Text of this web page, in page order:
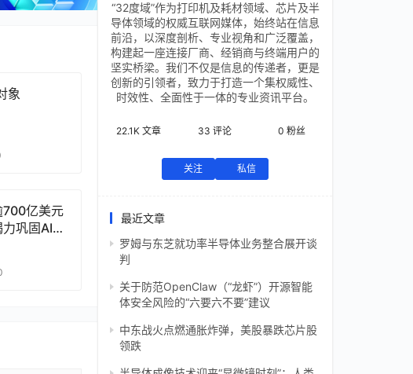
象
700亿美元
巩固AI芯
“32度域”作为打印机及耗材领域、芯片及半
导体领域的权威互联网媒体，始终站在信息
前沿，以深度剖析、专业视角和广泛覆盖，
构建起一座连接厂商、经销商与终端用户的
坚实桥梁。我们不仅是信息的传递者，更是
创新的引领者，致力于打造一个集权威性、
时效性、全面性于一体的专业资讯平台。
22.1K 文章 33 评论 0 粉丝
关注 私信
最近文章
罗姆与东芝就功率半导体业务整合展开谈
判
关于防范OpenClaw（“龙虾”）开源智能
体安全风险的“六要六不要”建议
中东战火点燃通胀炸弹，美股暴跌芯片股
领跌